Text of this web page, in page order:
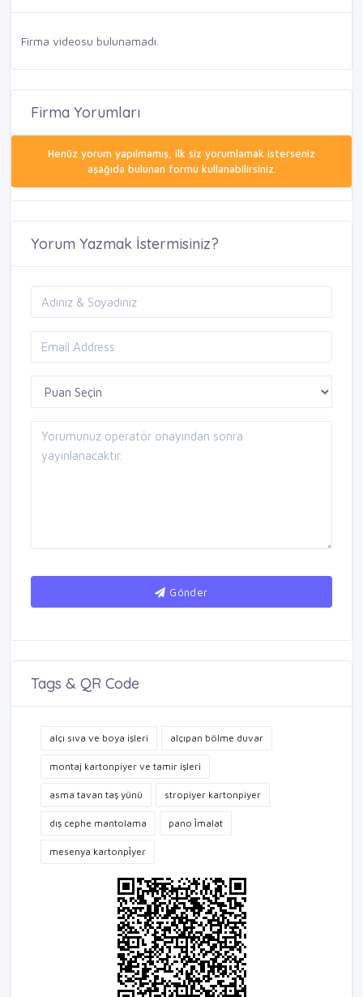
Firma videosu bulunamadı.
Firma Yorumları
Henüz yorum yapılmamış, ilk siz yorumlamak isterseniz
aşağıda bulunan formu kullanabilirsiniz.
Yorum Yazmak İstermisiniz?
Gönder
Tags & QR Code
alçı sıva ve boya işleri alçıpan bölme duvar
montaj kartonpiyer ve tamir işleri
asma tavan taş yünü stropiyer kartonpiyer
dış cephe mantolama pano i̇malat
mesenya kartonpi̇yer